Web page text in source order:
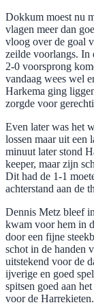
Dokkum moest nu
vlagen meer dan
vloog over de goal
zeilde voorlangs. In
2-0 voorsprong
vandaag wees wel
Harkema ging
zorgde voor
Even later was het
lossen maar uit een
minuut later stond
keeper, maar zijn
Dit had de 1-1
achterstand aan de
Dennis Metz bleef
kwam voor hem in
door een fijne
schot in de handen
uitstekend voor de
ijverige en goed
spitsen goed aan
voor de Harrekieten.